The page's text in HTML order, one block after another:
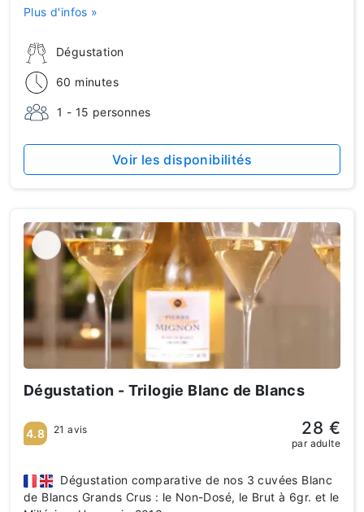
Dégustation
60 minutes
1 - 15 personnes
Plus d'infos »
Voir les disponibilités
Dégustation - Trilogie Blanc de Blancs
Dégustation comparative de nos 3 cuvées Blanc
de Blancs Grands Crus : le Non-Dosé, le Brut à 6gr. et le
4.8 21 avis 28 €
par adulte